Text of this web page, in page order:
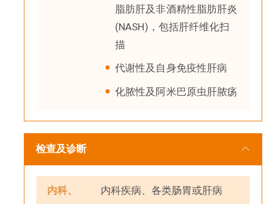
脂肪肝及非酒精性脂肪肝炎
(NASH)，包括肝纤维化扫
描
代谢性及自身免疫性肝病
化脓性及阿米巴原虫肝脓疡
检查及诊断
内科、
内科疾病、各类肠胃或肝病